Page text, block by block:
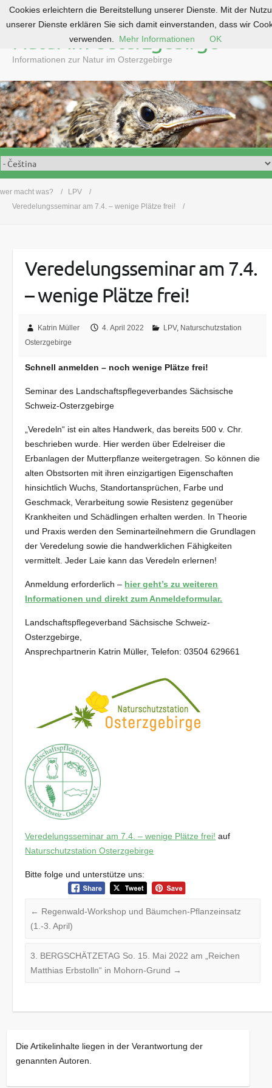
o
c
o
n
t
e
n
Natur im Osterzgebirge
Informationen zur Natur im Osterzgebirge
wer macht was?
LPV
Veredelungsseminar am 7.4. – wenige Plätze frei!
Veredelungsseminar am 7.4.
– wenige Plätze frei!
Katrin Müller 4. April 2022 LPV, Naturschutzstation
Osterzgebirge
Schnell anmelden – noch wenige Plätze frei!
Seminar des Landschaftspflegeverbandes Sächsische
Schweiz-Osterzgebirge
„Veredeln“ ist ein altes Handwerk, das bereits 500 v. Chr.
beschrieben wurde. Hier werden über Edelreiser die
Erbanlagen der Mutterpflanze weitergetragen. So können die
alten Obstsorten mit ihren einzigartigen Eigenschaften
hinsichtlich Wuchs, Standortansprüchen, Farbe und
Geschmack, Verarbeitung sowie Resistenz gegenüber
Krankheiten und Schädlingen erhalten werden. In Theorie
und Praxis werden den Seminarteilnehmern die Grundlagen
der Veredelung sowie die handwerklichen Fähigkeiten
vermittelt. Jeder Laie kann das Veredeln erlernen!
Anmeldung erforderlich – hier geht’s zu weiteren
Informationen und direkt zum Anmeldeformular.
Landschaftspflegeverband Sächsische Schweiz-
Osterzgebirge,
Ansprechpartnerin Katrin Müller, Telefon: 03504 629661
Veredelungsseminar am 7.4. – wenige Plätze frei! auf
Naturschutzstation Osterzgebirge
Bitte folge und unterstütze uns:
← Regenwald-Workshop und Bäumchen-Pflanzeinsatz
(1.-3. April)
3. BERGSCHÄTZETAG So. 15. Mai 2022 am „Reichen
Matthias Erbstolln“ in Mohorn-Grund →
Die Artikelinhalte liegen in der Verantwortung der
genannten Autoren.
Cookies erleichtern die Bereitstellung unserer Dienste. Mit der
unserer Dienste erklären Sie sich damit einverstanden, dass wir
verwenden.
Mehr Informationen OK